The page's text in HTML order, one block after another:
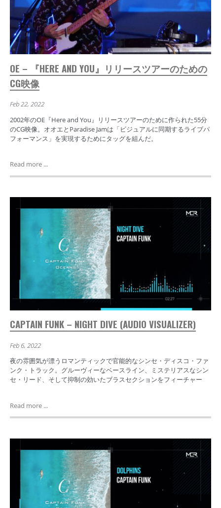
OE – 『HERE AND YOU』リリースツアーのための
CG映像
Feb 22, 2022
2002年のOE『Here and You』リリースツアーのために作られた55分
のCG映像。オオエとParadise Jamは「ビジュアルに同期するライブパ
フォーマンス」を実現するためにタッグを組んだ。
Read more ...
CAPTAIN FUNK – NIGHT DIVE (AUDIO VISUALIZER)
Feb 6, 2022
夜の雰囲気が漂うロマンティックで官能的なシンセ・ディスコ・ファ
ンク・トラック。グルーヴィーなベースライン、ミステリアスなシン
セ・リード、そして抑制の効いたブラスセクションをフィーチャー
Read more ...